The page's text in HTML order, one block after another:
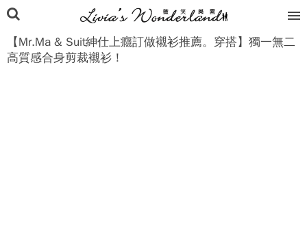
【Mr.Ma & Suit紳仕上癮訂做襯衫推薦。穿搭】獨一無二
高質感合身剪裁襯衫！